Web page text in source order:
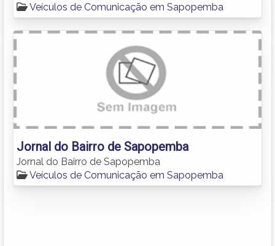
Veículos de Comunicação em Sapopemba
Jornal do Bairro de Sapopemba
Jornal do Bairro de Sapopemba
Veículos de Comunicação em Sapopemba